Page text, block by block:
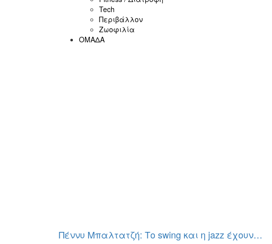
Tech
Περιβάλλον
Ζωοφιλία
ΟΜΑΔΑ
Πέννυ Μπαλτατζή: Το swing και η jazz έχουν…